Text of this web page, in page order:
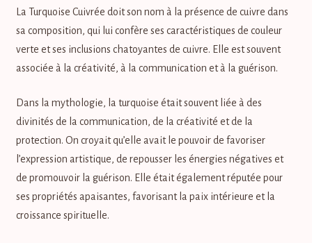
Apatite, Pierre de la pensée
Aventurine, Pierre porte-bonheur
Cristal de Quartz, Pierre de la clarté mentale
Chrysocolle, Pierre de la communication
Chrysoprase, Pierre de positivité
La Turquoise Cuivrée doit son nom à la présence de cuivre dans
sa composition, qui lui confère ses caractéristiques de couleur
verte et ses inclusions chatoyantes de cuivre. Elle est souvent
associée à la créativité, à la communication et à la guérison.
Dans la mythologie, la turquoise était souvent liée à des
divinités de la communication, de la créativité et de la
protection. On croyait qu’elle avait le pouvoir de favoriser
l’expression artistique, de repousser les énergies négatives et
de promouvoir la guérison. Elle était également réputée pour
ses propriétés apaisantes, favorisant la paix intérieure et la
croissance spirituelle.